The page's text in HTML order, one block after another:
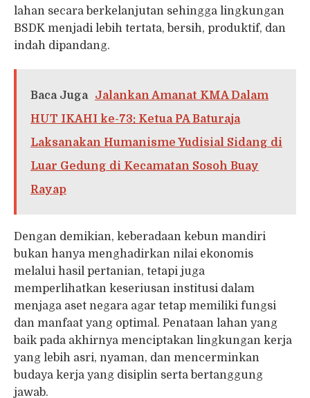
lahan secara berkelanjutan sehingga lingkungan
BSDK menjadi lebih tertata, bersih, produktif, dan
indah dipandang.
Baca Juga
Jalankan Amanat KMA Dalam
HUT IKAHI ke-73: Ketua PA Baturaja
Laksanakan Humanisme Yudisial Sidang di
Luar Gedung di Kecamatan Sosoh Buay
Rayap
Dengan demikian, keberadaan kebun mandiri
bukan hanya menghadirkan nilai ekonomis
melalui hasil pertanian, tetapi juga
memperlihatkan keseriusan institusi dalam
menjaga aset negara agar tetap memiliki fungsi
dan manfaat yang optimal. Penataan lahan yang
baik pada akhirnya menciptakan lingkungan kerja
yang lebih asri, nyaman, dan mencerminkan
budaya kerja yang disiplin serta bertanggung
jawab.